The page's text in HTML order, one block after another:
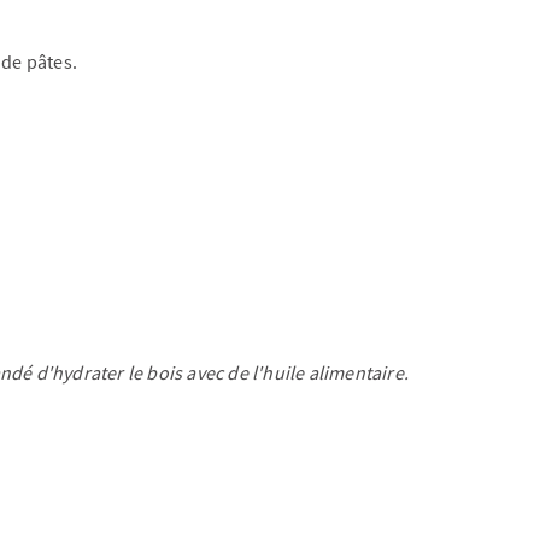
pâtes.
d'hydrater le bois avec de l'huile alimentaire.